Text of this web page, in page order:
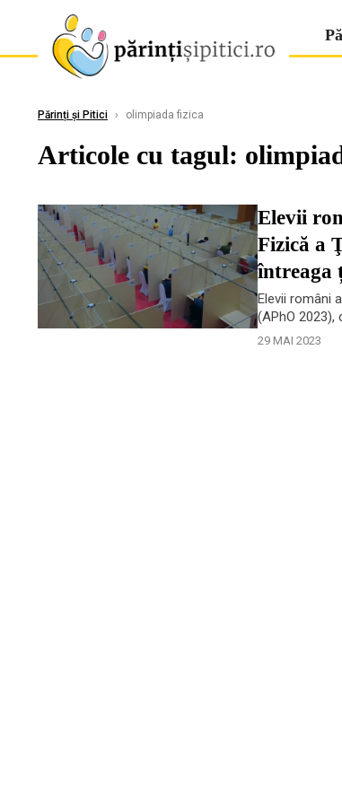
Părinți și Pitici › olimpiada fizica
Articole cu tagul:
Elevii
Fizică a
întreaga
Elevii români
(APhO 2023),
29 MAI 2023